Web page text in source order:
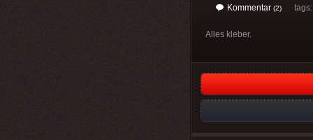
Kommentar (2) tags:
Alles kleber.